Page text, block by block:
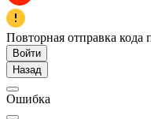
Повторная отправка кода
Войти
Назад
Ошибка